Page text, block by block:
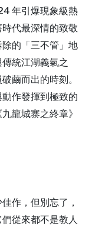
年引爆現象級熱
代最深情的致敬
的「三不管」地
統江湖義氣之
繭而出的時刻。
作發揮到極致的
龍城寨之終章》
作，但別忘了，
從來都不是教人